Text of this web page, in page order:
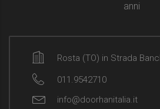
anni
Rosta (TO) in Strada
011.9542710
info@doorhanitalia.it